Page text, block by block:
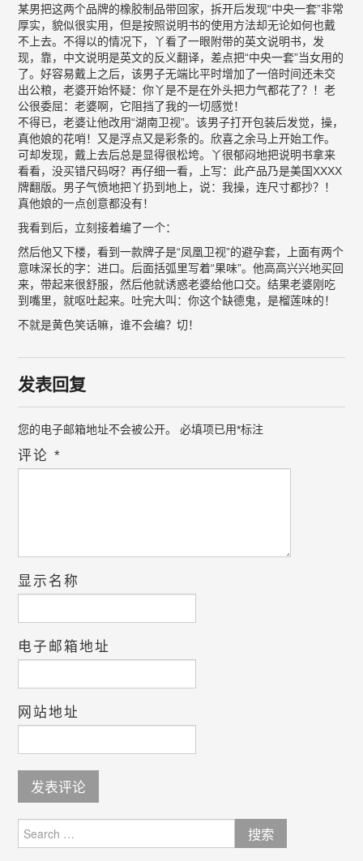
某男把这两个品牌的橡胶制品带回家，拆开后发现“中央一套”非常
厚实，貌似很实用，但是按照说明书的使用方法却无论如何也戴
不上去。不得以的情况下，丫看了一眼附带的英文说明书，发
现，靠，中文说明是英文的反义翻译，差点把“中央一套”当女用的
了。好容易戴上之后，该男子无端比平时增加了一倍时间还未交
出公粮，老婆开始怀疑：你丫是不是在外头把力气都花了？！老
公很委屈：老婆啊，它阻挡了我的一切感觉！
不得已，老婆让他改用“湖南卫视”。该男子打开包装后发觉，操，
真他娘的花哨！又是浮点又是彩条的。欣喜之余马上开始工作。
可却发现，戴上去后总是显得很松垮。丫很郁闷地把说明书拿来
看看，没买错尺码呀？再仔细一看，上写：此产品乃是美国XXXX
牌翻版。男子气愤地把丫扔到地上，说：我操，连尺寸都抄？！
真他娘的一点创意都没有！
我看到后，立刻接着编了一个：
然后他又下楼，看到一款牌子是“凤凰卫视”的避孕套，上面有两个
意味深长的字：进口。后面括弧里写着“果味”。他高高兴兴地买回
来，带起来很舒服，然后他就诱惑老婆给他口交。结果老婆刚吃
到嘴里，就呕吐起来。吐完大叫：你这个缺德鬼，是榴莲味的！
不就是黄色笑话嘛，谁不会编？切！
发表回复
您的电子邮箱地址不会被公开。 必填项已用*标注
评论*
显示名称
电子邮箱地址
网站地址
for: